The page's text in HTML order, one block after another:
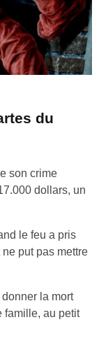
du
son crime
dollars, un
le feu a pris
put pas mettre
donner la mort
famille, au petit